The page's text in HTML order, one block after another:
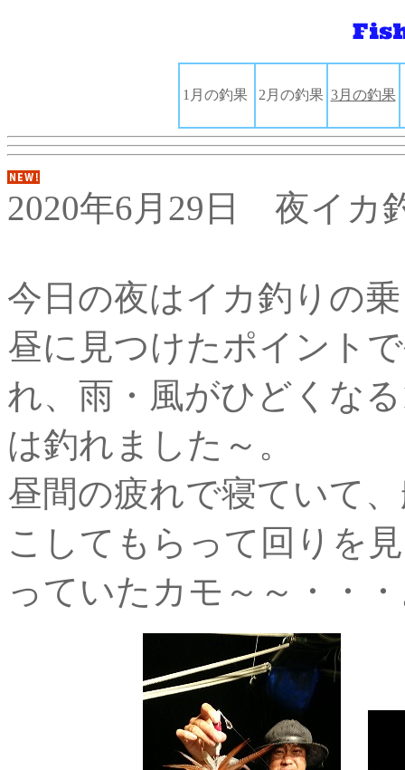
1月の釣果 2月の釣果 3月の釣果
2020年6月29日 夜イカ
今日の夜はイカ釣りの
昼に見つけたポイント
れ、雨・風がひどくな
は釣れました～。
昼間の疲れで寝ていて
こしてもらって回りを
っていたカモ～～・・